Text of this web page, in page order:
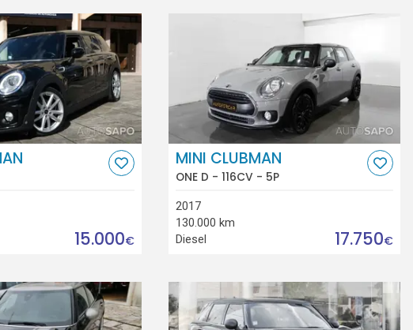
15.000€
MINI CLUBMAN
ONE D - 116CV - 5P
2017
130.000 km
Diesel
17.750€